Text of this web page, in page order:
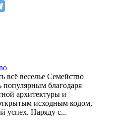
всё веселье Семейство
популярным благодаря
архитектуры и
исходным кодом,
успех. Наряду с...